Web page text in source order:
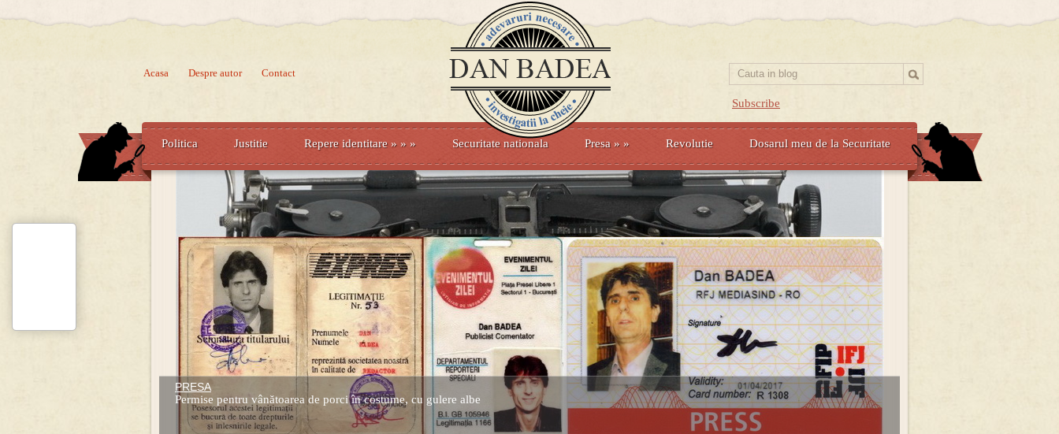
Subscribe
Acasa Despre autor Contact
Politica Justitie Repere identitare » » » Securitate nationala Presa » » Revolutie Dosarul meu de la Securitate
PRESA
Permise pentru vânătoarea de porci în costume, cu gulere albe
Prima mea carte publicata (Nemira)
Averea Presedintelui: prima lucrare despre controversatele conturi secrete ale Securitatii.